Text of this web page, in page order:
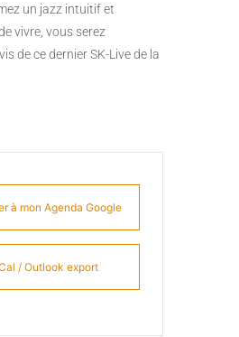
un jazz intuitif et
vivre, vous serez
de ce dernier SK-Live de la
à mon Agenda Google
/ Outlook export